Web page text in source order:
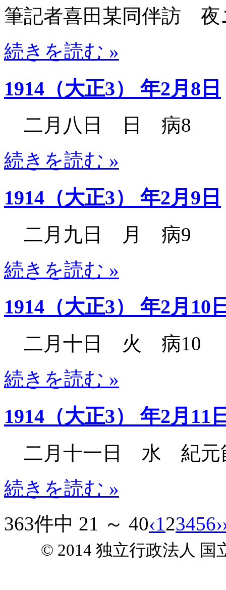
筆記者喜田某同伴訪 夜
続きを読む »
1914（大正3） 年2月8日
二月八日 日 病8
続きを読む »
1914（大正3） 年2月9日
二月九日 月 病9
続きを読む »
1914（大正3） 年2月10
二月十日 火 病10
続きを読む »
1914（大正3） 年2月11
二月十一日 水 紀元
続きを読む »
363件中 21 ～ 40‹123456›
© 2014 独立行政法人 国